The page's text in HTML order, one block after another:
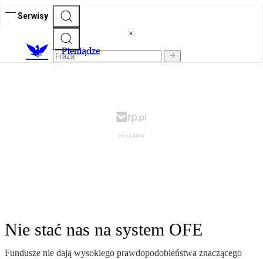
Serwisy
Pieniądze
Nie stać nas na system OFE
Fundusze nie dają wysokiego prawdopodobieństwa znaczącego